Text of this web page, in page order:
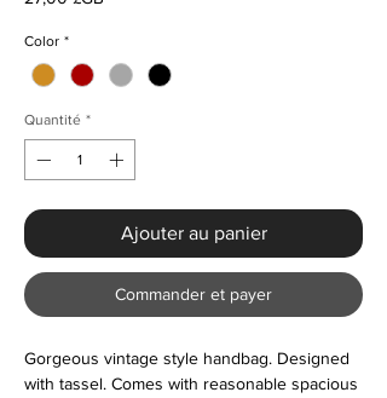
Color *
Quantité *
Ajouter au panier
Commander et payer
Gorgeous vintage style handbag. Designed
with tassel. Comes with reasonable spacious